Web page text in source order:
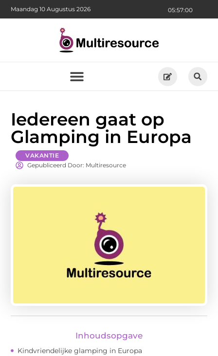
05:57:01
Maandag 10 Augustus 2026
Iedereen gaat op
Glamping in Europa
VAKANTIE
Gepubliceerd Door: Multiresource
Inhoudsopgave
Kindvriendelijke glamping in Europa